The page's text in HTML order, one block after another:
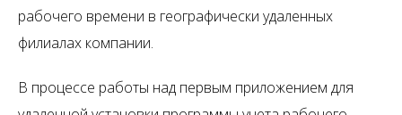
рабочего времени в географически удаленных
филиалах компании.
В процессе работы над первым приложением для